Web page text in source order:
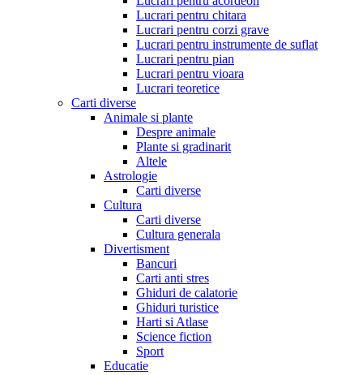
Lucrari pentru chitara
Lucrari pentru corzi grave
Lucrari pentru instrumente de suflat
Lucrari pentru pian
Lucrari pentru vioara
Lucrari teoretice
Carti diverse
Animale si plante
Despre animale
Plante si gradinarit
Altele
Astrologie
Carti diverse
Cultura
Carti diverse
Cultura generala
Divertisment
Bancuri
Carti anti stres
Ghiduri de calatorie
Ghiduri turistice
Harti si Atlase
Science fiction
Sport
Educatie